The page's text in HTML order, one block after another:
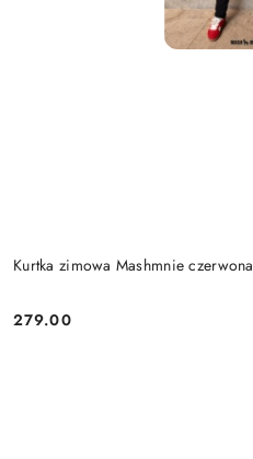
Kurtka zimowa Mashmnie czerwona
Cena:
279.00